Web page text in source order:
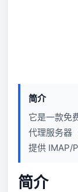
简介
它是一款免
代理服务器
提供 IMAP/
简介